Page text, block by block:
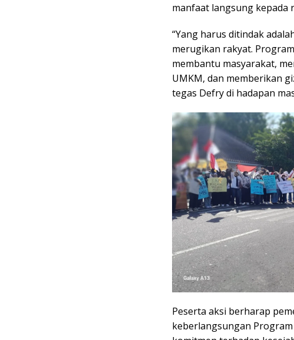
manfaat langsung kepada
“Yang harus ditindak
merugikan rakyat.
membantu masyarakat,
UMKM, dan memberikan
tegas Defry di hadapan
Peserta aksi berharap
keberlangsungan